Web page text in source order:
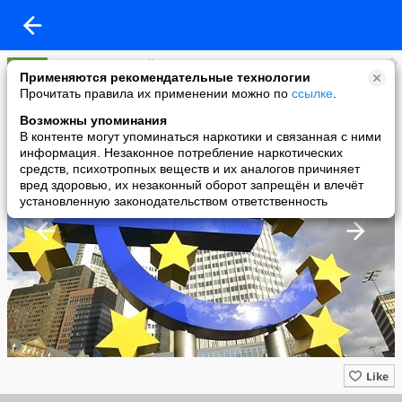
Применяются рекомендательные технологии
Прочитать правила их применении можно по ссылке
Возможны упоминания
В контенте могут упоминаться наркотики и связанная с ними
информация. Незаконное потребление наркотических
средств, психотропных веществ и их аналогов причиняет
вред здоровью, их незаконный оборот запрещён и влечёт
установленную законодательством ответственность
Группа компаний "Агрофирма TNK"
added a photo
20 Jan в 07:44
Like